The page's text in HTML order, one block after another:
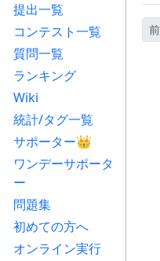
提出一覧
コンテスト一覧
質問一覧
ランキング
Wiki
統計/タグ一覧
サポーター👑
ワンデーサポータ
ー
問題集
初めての方へ
オンライン実行